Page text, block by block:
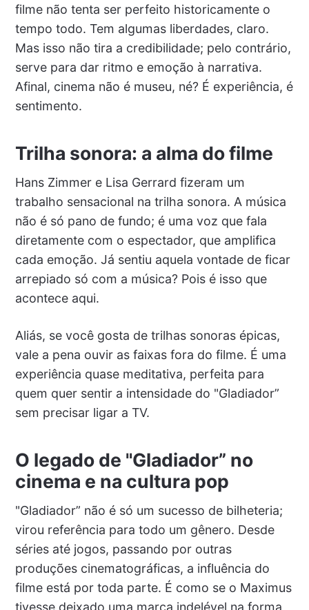
filme não tenta ser perfeito historicamente o
tempo todo. Tem algumas liberdades, claro.
Mas isso não tira a credibilidade; pelo contrário,
serve para dar ritmo e emoção à narrativa.
Afinal, cinema não é museu, né? É experiência, é
sentimento.
Trilha sonora: a alma do filme
Hans Zimmer e Lisa Gerrard fizeram um
trabalho sensacional na trilha sonora. A música
não é só pano de fundo; é uma voz que fala
diretamente com o espectador, que amplifica
cada emoção. Já sentiu aquela vontade de ficar
arrepiado só com a música? Pois é isso que
acontece aqui.
Aliás, se você gosta de trilhas sonoras épicas,
vale a pena ouvir as faixas fora do filme. É uma
experiência quase meditativa, perfeita para
quem quer sentir a intensidade do "Gladiador”
sem precisar ligar a TV.
O legado de "Gladiador” no
cinema e na cultura pop
"Gladiador” não é só um sucesso de bilheteria;
virou referência para todo um gênero. Desde
séries até jogos, passando por outras
produções cinematográficas, a influência do
filme está por toda parte. É como se o Maximus
tivesse deixado uma marca indelével na forma